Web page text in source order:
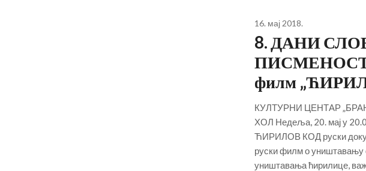
16. мај 2018.
8. ДАНИ
филм
КУЛТУРНИ ЦЕНТАР
ХОЛ Недеља, 20. мај у
ЋИРИЛОВ КОД руски
руски филм о уништавању
уништавања ћирилице,